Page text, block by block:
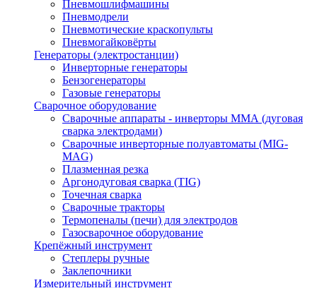
Пневмошлифмашины
Пневмодрели
Пневмотические краскопульты
Пневмогайковёрты
Генераторы (электростанции)
Инверторные генераторы
Бензогенераторы
Газовые генераторы
Сварочное оборудование
Сварочные аппараты - инверторы ММА (дуговая
сварка электродами)
Сварочные инверторные полуавтоматы (MIG-
MAG)
Плазменная резка
Аргонодуговая сварка (TIG)
Точечная сварка
Сварочные тракторы
Термопеналы (печи) для электродов
Газосварочное оборудование
Крепёжный инструмент
Степлеры ручные
Заклепочники
Измерительный инструмент